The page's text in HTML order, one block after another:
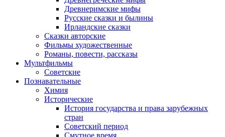
Древнеримские мифы
Русские сказки и былины
Ирландские сказки
Сказки авторские
Фильмы художественные
Романы, повести, рассказы
Мультфильмы
Советские
Познавательные
Химия
Исторические
История государства и права зарубежных
стран
Советский период
Смутное время